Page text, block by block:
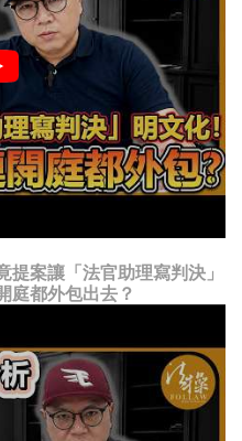
案讓「法官助理寫判決」
庭都外包出去？